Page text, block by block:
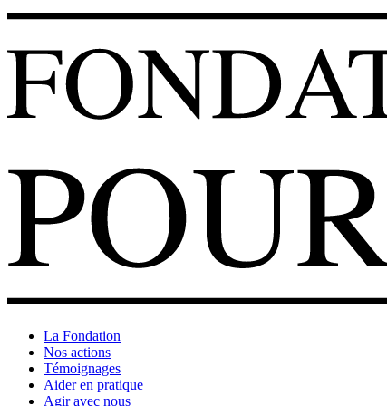
La Fondation
Nos actions
Témoignages
Aider en pratique
Agir avec nous